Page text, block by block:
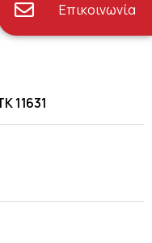
11631
Επικοινωνία